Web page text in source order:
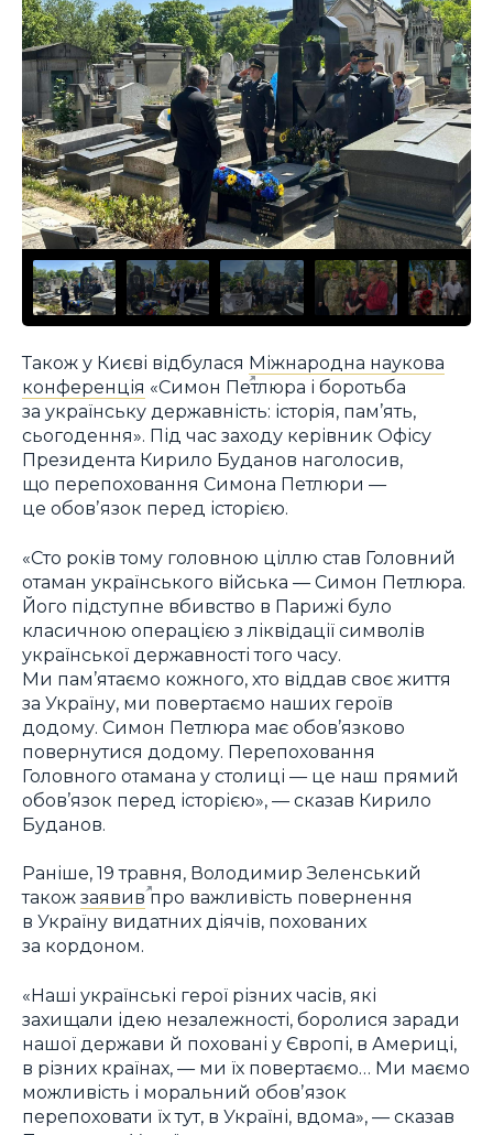
Також у Києві відбулася Міжнародна наукова
конференція «Симон Петлюра і боротьба
за українську державність: історія, пам’ять,
сьогодення». Під час заходу керівник Офісу
Президента Кирило Буданов наголосив,
що перепоховання Симона Петлюри —
це обовʼязок перед історією.
«Сто років тому головною ціллю став Головний
отаман українського війська — Симон Петлюра.
Його підступне вбивство в Парижі було
класичною операцією з ліквідації символів
української державності того часу.
Ми пам’ятаємо кожного, хто віддав своє життя
за Україну, ми повертаємо наших героїв
додому. Симон Петлюра має обов’язково
повернутися додому. Перепоховання
Головного отамана у столиці — це наш прямий
обов’язок перед історією», — сказав Кирило
Буданов.
Раніше, 19 травня, Володимир Зеленський
також заявивпро важливість повернення
в Україну видатних діячів, похованих
за кордоном.
«Наші українські герої різних часів, які
захищали ідею незалежності, боролися заради
нашої держави й поховані у Європі, в Америці,
в різних країнах, — ми їх повертаємо… Ми маємо
можливість і моральний обовʼязок
перепоховати їх тут, в Україні, вдома», — сказав